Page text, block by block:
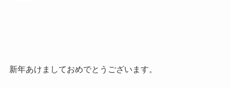
新年あけましておめでとうございます。